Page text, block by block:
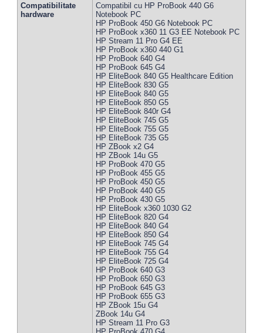
Compatibilitate
hardware
Compatibil cu HP ProBook 440 G6
Notebook PC
HP ProBook 450 G6 Notebook PC
HP ProBook x360 11 G3 EE Notebook PC
HP Stream 11 Pro G4 EE
HP ProBook x360 440 G1
HP ProBook 640 G4
HP ProBook 645 G4
HP EliteBook 840 G5 Healthcare Edition
HP EliteBook 830 G5
HP EliteBook 840 G5
HP EliteBook 850 G5
HP EliteBook 840r G4
HP EliteBook 745 G5
HP EliteBook 755 G5
HP EliteBook 735 G5
HP ZBook x2 G4
HP ZBook 14u G5
HP ProBook 470 G5
HP ProBook 455 G5
HP ProBook 450 G5
HP ProBook 440 G5
HP ProBook 430 G5
HP EliteBook x360 1030 G2
HP EliteBook 820 G4
HP EliteBook 840 G4
HP EliteBook 850 G4
HP EliteBook 745 G4
HP EliteBook 755 G4
HP EliteBook 725 G4
HP ProBook 640 G3
HP ProBook 650 G3
HP ProBook 645 G3
HP ProBook 655 G3
HP ZBook 15u G4
ZBook 14u G4
HP Stream 11 Pro G3